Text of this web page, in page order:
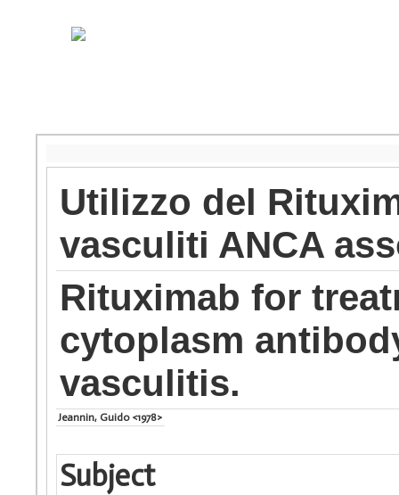
Utilizzo del
vasculiti ANCA
Rituximab for
cytoplasm
vasculitis.
Jeannin, Guido <1978>
Subject